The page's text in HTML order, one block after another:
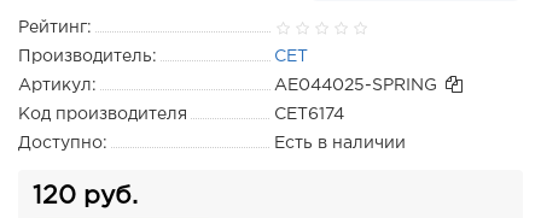
Рейтинг:
Производитель:
CET
Артикул:
AE044025-SPRING
Код производителя
CET6174
Доступно:
Есть в наличии
120 руб.